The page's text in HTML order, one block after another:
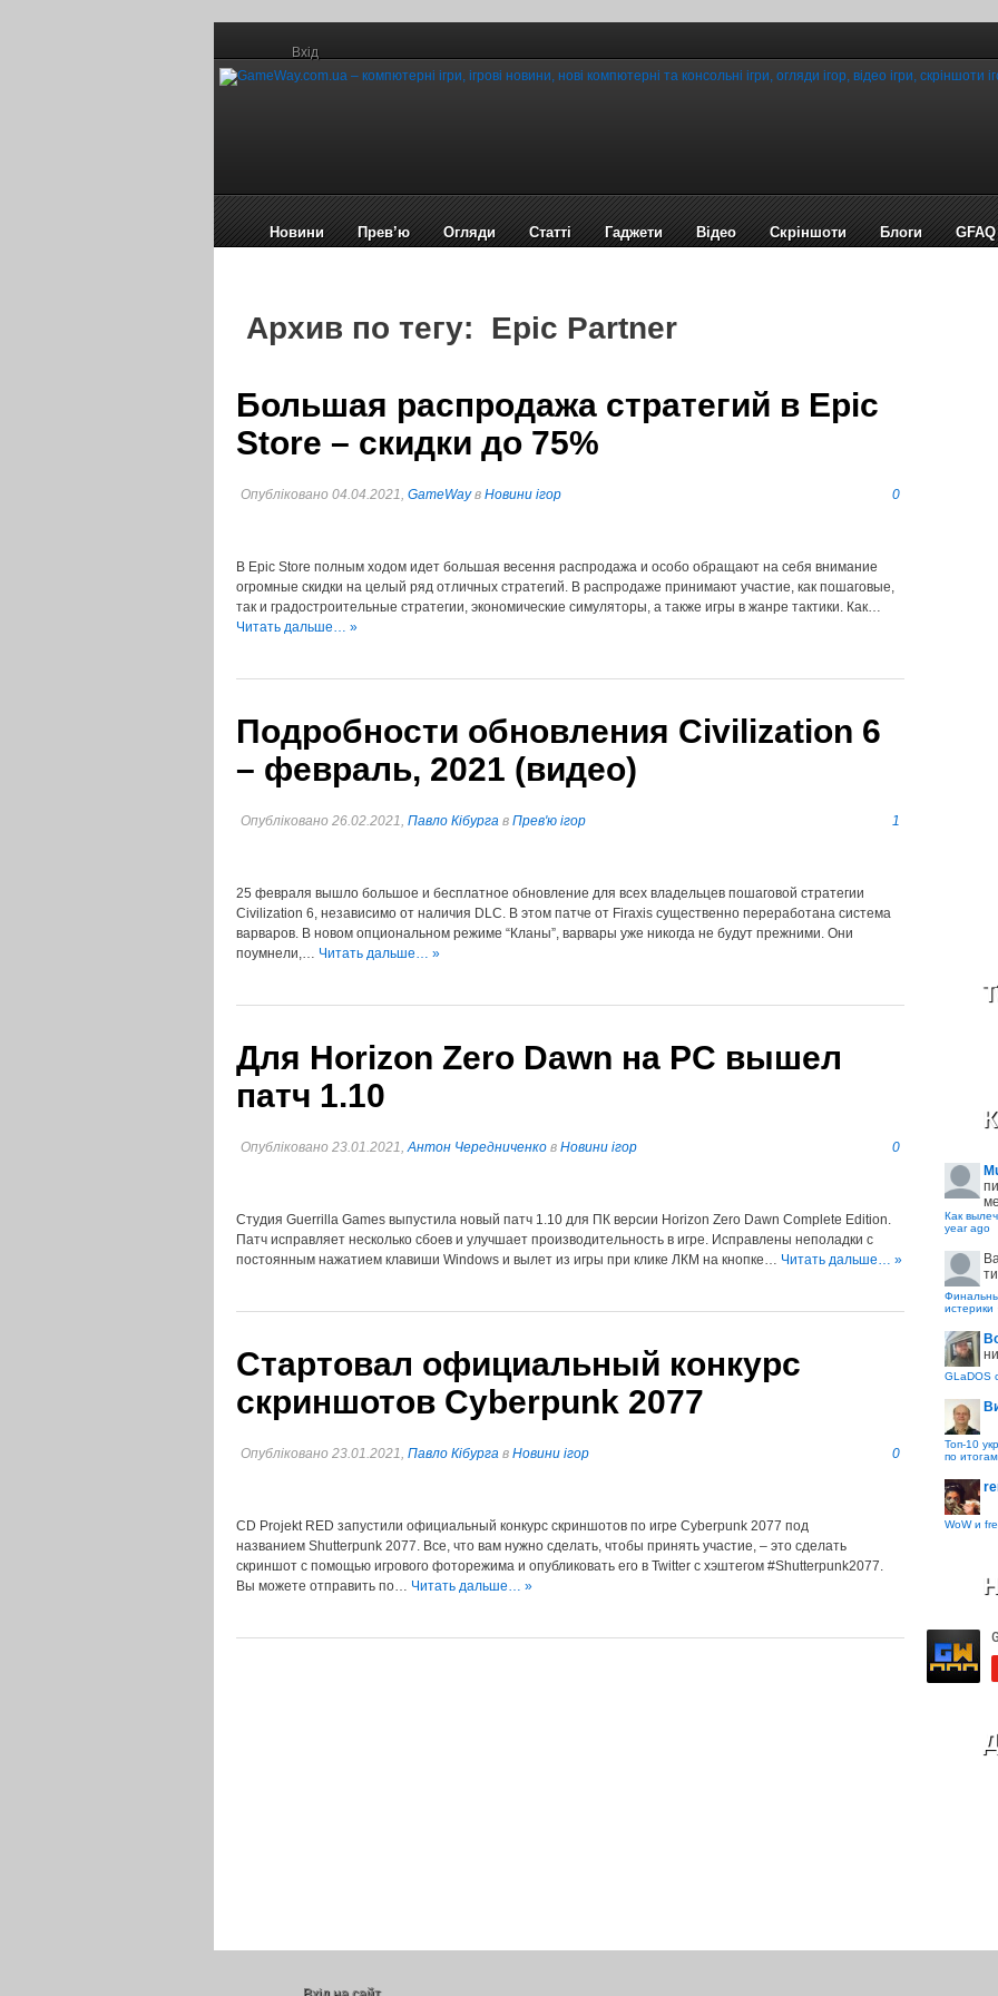
Вхід
Новини Прев’ю Огляди Статті Гаджети Відео Cкріншоти Блоги GFAQ
Архив по тегу: Epic Partner
Большая распродажа стратегий в Epic
Store – скидки до 75%
Опубліковано 04.04.2021, GameWayв Новини ігор 0
В Epic Store полным ходом идет большая весення распродажа и особо обращают на себя внимание
огромные скидки на целый ряд отличных стратегий. В распродаже принимают участие, как пошаговые,
так и градостроительные стратегии, экономические симуляторы, а также игры в жанре тактики. Как…
Читать дальше… »
Подробности обновления Civilization 6
– февраль, 2021 (видео)
Опубліковано 26.02.2021, Павло Кібурга в Прев'ю ігор 1
25 февраля вышло большое и бесплатное обновление для всех владельцев пошаговой стратегии
Civilization 6, независимо от наличия DLC. В этом патче от Firaxis существенно переработана система
варваров. В новом опциональном режиме “Кланы”, варвары уже никогда не будут прежними. Они
поумнели,… Читать дальше… »
Для Horizon Zero Dawn на PC вышел
патч 1.10
Опубліковано 23.01.2021,Антон Чередниченко в Новини ігор 0
Студия Guerrilla Games выпустила новый патч 1.10 для ПК версии Horizon Zero Dawn Complete Edition.
Патч исправляет несколько сбоев и улучшает производительность в игре. Исправлены неполадки с
постоянным нажатием клавиши Windows и вылет из игры при клике ЛКМ на кнопке… Читать дальше… »
Стартовал официальный конкурс
скриншотов Cyberpunk 2077
Опубліковано 23.01.2021, Павло Кібурга в Новини ігор 0
CD Projekt RED запустили официальный конкурс скриншотов по игре Cyberpunk 2077 под
названием Shutterpunk 2077. Все, что вам нужно сделать, чтобы принять участие, – это сделать
скриншот с помощью игрового фоторежима и опубликовать его в Twitter с хэштегом #Shutterpunk2077.
Вы можете отправить по… Читать дальше… »
Как
year ago
истерики
GLaDOS
Топ-10
по
WoW и